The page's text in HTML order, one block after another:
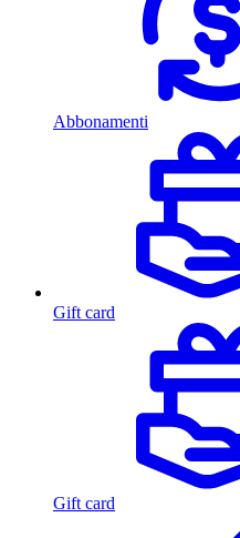
Abbonamenti
Gift card
Gift card